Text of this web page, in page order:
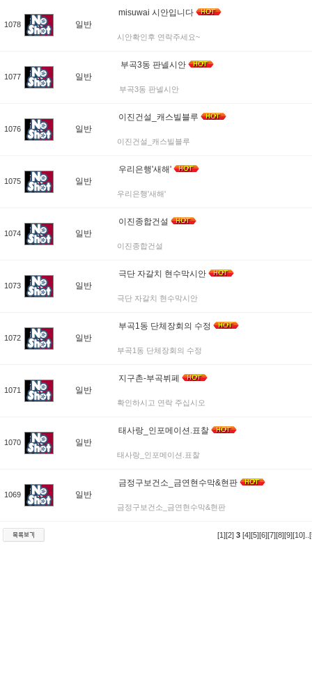
1078 일반
misuwai 시안입니다
시안확인후 연락주세요~
1077 일반
부곡3동 판넬시안
부곡3동 판넬시안
1076 일반
이진건설_캐스빌블루
이진건설_캐스빌블루
1075 일반
우리은행'새해'
우리은행'새해'
1074 일반
이진종합건설
이진종합건설
1073 일반
극단 자갈치 현수막시안
극단 자갈치 현수막시안
1072 일반
부곡1동 단체장회의 수정
부곡1동 단체장회의 수정
1071 일반
지구촌-부곡뷔페
확인하시고 연락 주십시오
1070 일반
태사랑_인포메이션.표찰
태사랑_인포메이션.표찰
1069 일반
금정구보건소_금연현수막&현판
금정구보건소_금연현수막&현판
[1][2] 3 [4][5][6][7][8][9][10]